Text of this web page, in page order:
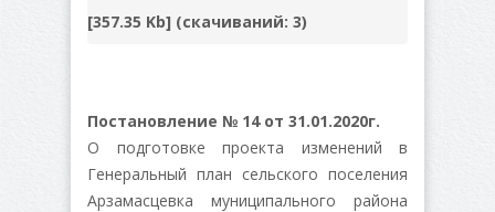
[357.35 Kb] (cкачиваний: 3)
Постановление № 14 от 31.01.2020г.
О подготовке проекта изменений в
Генеральный план сельского поселения
Арзамасцевка муниципального района